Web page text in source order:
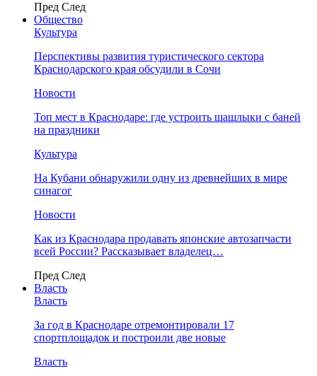
Пред След
Общество
Культура
Перспективы развития туристического сектора
Краснодарского края обсудили в Сочи
Новости
Топ мест в Краснодаре: где устроить шашлыки с баней
на праздники
Культура
На Кубани обнаружили одну из древнейших в мире
синагог
Новости
Как из Краснодара продавать японские автозапчасти
всей России? Рассказывает владелец…
Пред След
Власть
Власть
За год в Краснодаре отремонтировали 17
спортплощадок и построили две новые
Власть